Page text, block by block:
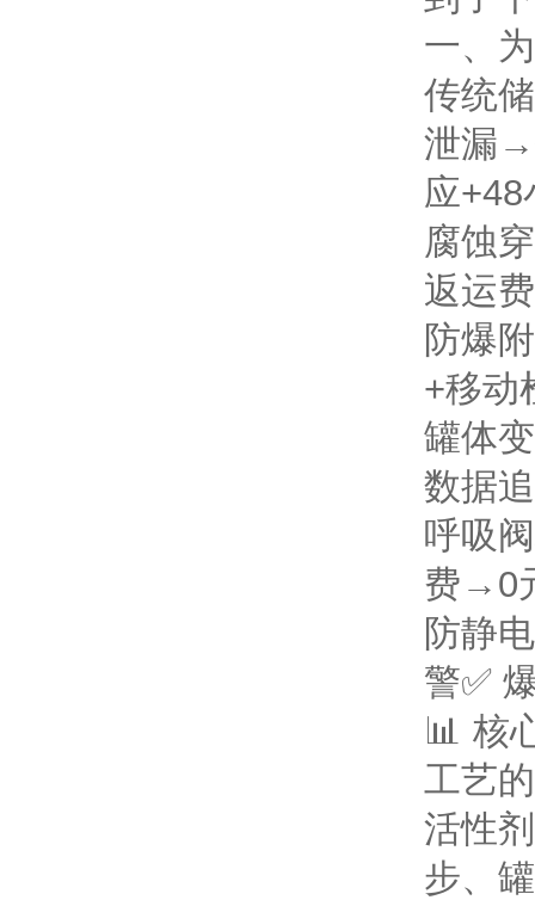
一、
传统
泄漏
应+48
腐蚀
返运费
防爆
+移动
罐体
数据
呼吸
费→0
防静
警✅
📊 核
工艺
活性
步、